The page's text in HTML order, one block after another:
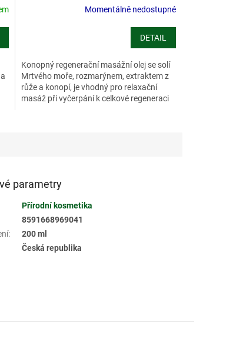
Momentálně nedostupné
DETAIL
Konopný regenerační masážní olej se solí
Mrtvého moře, rozmarýnem, extraktem z
růže a konopí, je vhodný pro relaxační
masáž při vyčerpání k celkové regeneraci
parametry
Přírodní kosmetika
8591668969041
:
200 ml
Česká republika